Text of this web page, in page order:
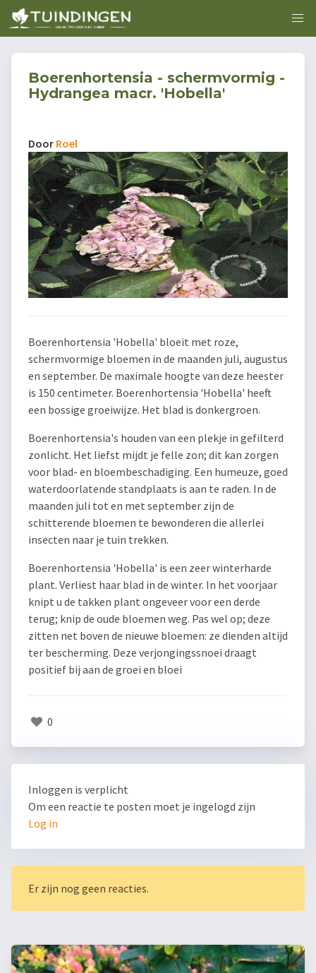
Boerenhortensia - schermvormig -
Hydrangea macr. 'Hobella'
Door Roel
Boerenhortensia 'Hobella' bloeit met roze,
schermvormige bloemen in de maanden juli, augustus
en september. De maximale hoogte van deze heester
is 150 centimeter. Boerenhortensia 'Hobella' heeft
een bossige groeiwijze. Het blad is donkergroen.
Boerenhortensia's houden van een plekje in gefilterd
zonlicht. Het liefst mijdt je felle zon; dit kan zorgen
voor blad- en bloembeschadiging. Een humeuze, goed
waterdoorlatende standplaats is aan te raden. In de
maanden juli tot en met september zijn de
schitterende bloemen te bewonderen die allerlei
insecten naar je tuin trekken.
Boerenhortensia 'Hobella' is een zeer winterharde
plant. Verliest haar blad in de winter. In het voorjaar
knipt u de takken plant ongeveer voor een derde
terug; knip de oude bloemen weg. Pas wel op; deze
zitten net boven de nieuwe bloemen: ze dienden altijd
ter bescherming. Deze verjongingssnoei draagt
positief bij aan de groei en bloei
0
Inloggen is verplicht
Om een reactie te posten moet je ingelogd zijn
Log in
Er zijn nog geen reacties.